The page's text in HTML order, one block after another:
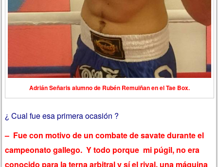
Adrián Señaris alumno de Rubén Remuiñan en el Tae Box.
¿ Cual fue esa primera ocasión ?
– Fue con motivo de un combate de savate durante el
campeonato gallego. Y todo porque mi púgil, no era
conocido para la terna arbitral y sí el rival, una máquina